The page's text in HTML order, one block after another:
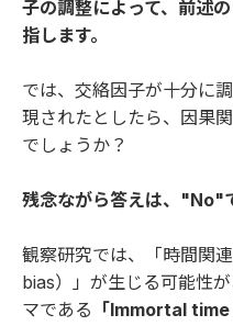
子の調整によって、前述
指します。
では、交絡因子が十分に
現されたとしたら、因果
でしょうか？
残念ながら答えは、"No"
観察研究では、「時間関
bias）」が生じる可能性
マである 「Immortal time